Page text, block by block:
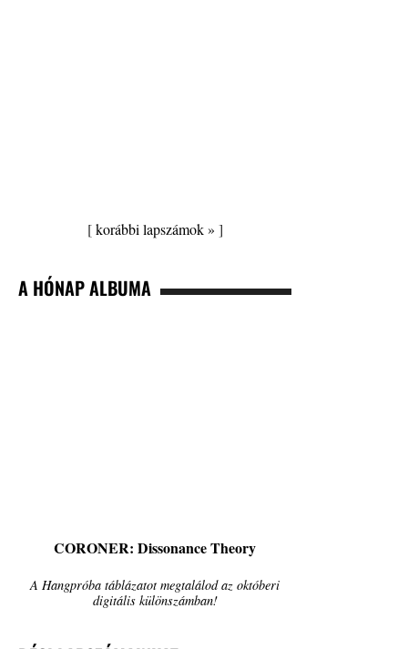
[korábbi lapszámok » ]
A HÓNAP ALBUMA
CORONER: Dissonance Theory
A Hangpróba táblázatot megtalálod az októberi
digitális különszámban!